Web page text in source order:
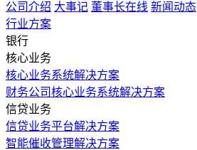
公司介绍 大事记 董事长在线 新闻动态
行业方案
银行
核心业务
核心业务系统解决方案
财务公司核心业务系统解决方案
信贷业务
信贷业务平台解决方案
智能催收管理解决方案